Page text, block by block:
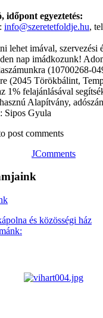
időpont egyeztetés:
info@szeretetfoldje.hu,
lehet imával, szervezési
nap imádkozunk!
(10700268-
(2045 Törökbálint,
1% felajánlásával
Alapítvány,
Sipos Gyula
post comments
JComments
és közösségi ház